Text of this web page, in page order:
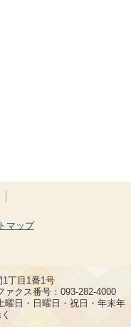
マップ
1丁目1番1号
ァクス番号：093-282-4000
日・日曜日・祝日・年末年